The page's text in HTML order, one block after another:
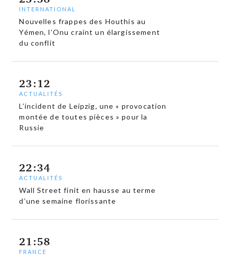
INTERNATIONAL
Nouvelles frappes des Houthis au
Yémen, l’Onu craint un élargissement
du conflit
23:12
ACTUALITÉS
L’incident de Leipzig, une « provocation
montée de toutes pièces » pour la
Russie
22:34
ACTUALITÉS
Wall Street finit en hausse au terme
d’une semaine florissante
21:58
FRANCE